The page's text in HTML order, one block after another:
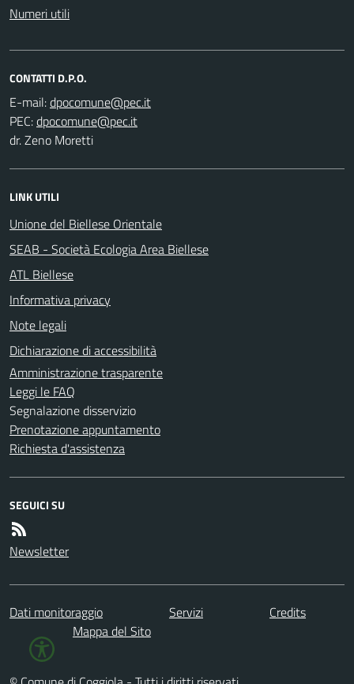
Numeri utili
CONTATTI D.P.O.
E-mail:
PEC:
dr. Zeno Moretti
LINK UTILI
Unione del Biellese Orientale
SEAB - Società Ecologia Area Biellese
ATL Biellese
Informativa privacy
Note legali
Dichiarazione di accessibilità
Amministrazione trasparente
Leggi le FAQ
Segnalazione disservizio
Prenotazione appuntamento
Richiesta d'assistenza
SEGUICI SU
Newsletter
Dati monitoraggio Servizi
Credits
Mappa del Sito